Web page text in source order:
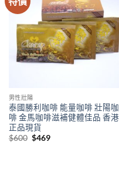
男性壯陽
泰國勝利咖啡 能量咖啡 壯陽咖
啡 金馬咖啡滋補健體佳品 香港
正品現貨
$600 Original
$469Current